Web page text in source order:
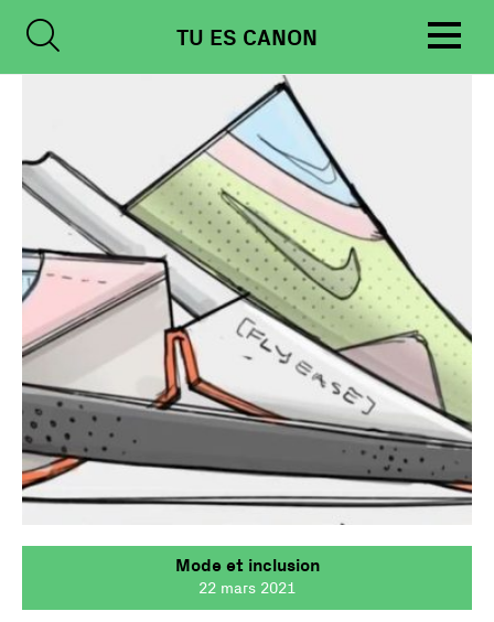
Skip
content
TU ES CANON
Mode et inclusion
22 mars 2021